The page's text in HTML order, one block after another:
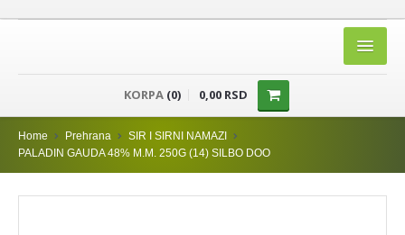
SHOP
PREHRANA
KORPA (0) 0,00 RSD
Home Prehrana
SIR I SIRNI NAMAZI
PALADIN GAUDA 48% M.M. 250G (14) SILBO DOO